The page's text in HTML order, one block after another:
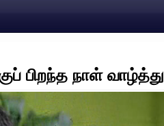
பிறந்த நாள் வாழ்த்து